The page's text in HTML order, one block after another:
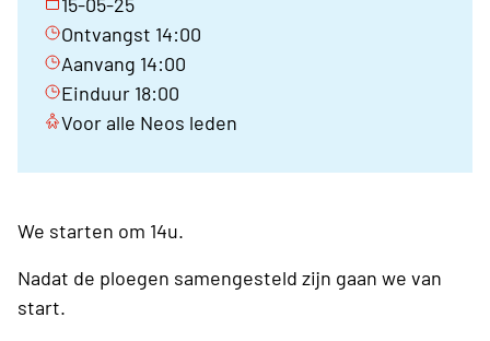
Ontvangst 14:00
Aanvang 14:00
Einduur 18:00
Voor alle Neos leden
We starten om 14u.
Nadat de ploegen samengesteld zijn gaan we van
start.